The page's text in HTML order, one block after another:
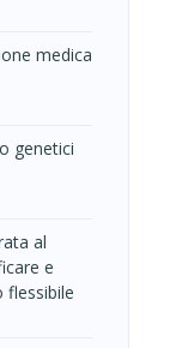
medica
genetici
al
e
flessibile